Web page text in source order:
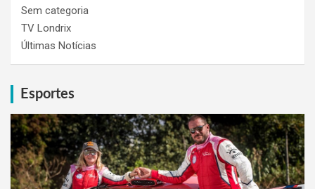
Sem categoria
TV Londrix
Últimas Notícias
Esportes